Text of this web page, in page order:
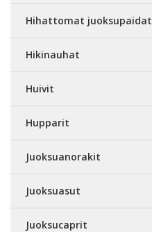
Hihattomat juoksupaidat
Hikinauhat
Huivit
Hupparit
Juoksuanorakit
Juoksuasut
Juoksucaprit